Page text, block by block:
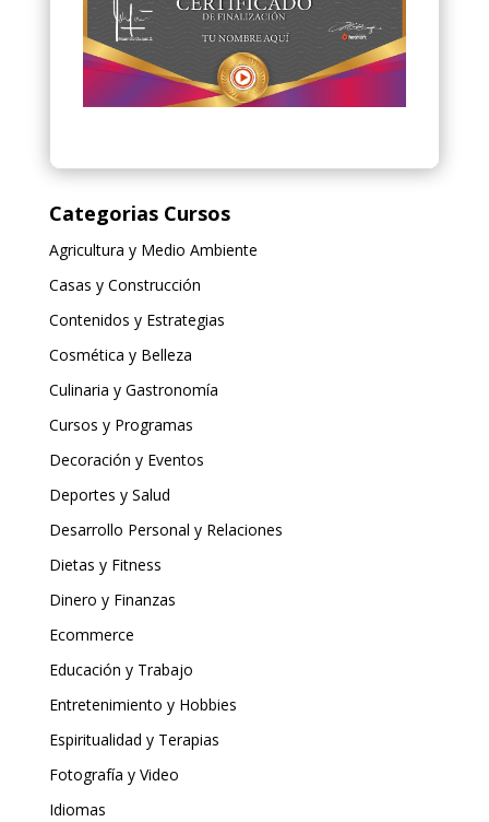
Categorias Cursos
Agricultura y Medio Ambiente
Casas y Construcción
Contenidos y Estrategias
Cosmética y Belleza
Culinaria y Gastronomía
Cursos y Programas
Decoración y Eventos
Deportes y Salud
Desarrollo Personal y Relaciones
Dietas y Fitness
Dinero y Finanzas
Ecommerce
Educación y Trabajo
Entretenimiento y Hobbies
Espiritualidad y Terapias
Fotografía y Video
Idiomas